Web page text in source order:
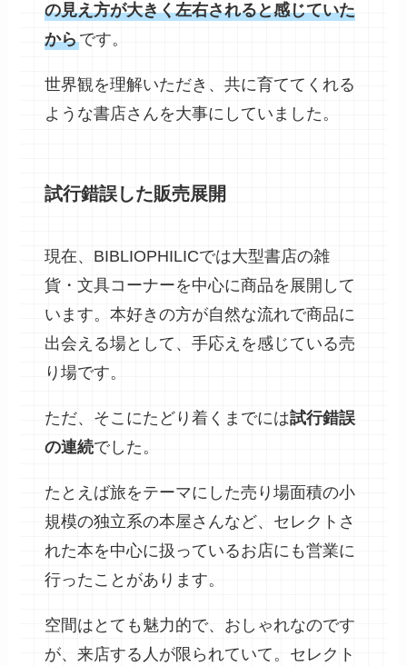
の見え方が大きく左右されると感じていた
からです。
世界観を理解いただき、共に育ててくれる
ような書店さんを大事にしていました。
試行錯誤した販売展開
現在、BIBLIOPHILICでは大型書店の雑
貨・文具コーナーを中心に商品を展開して
います。本好きの方が自然な流れで商品に
出会える場として、手応えを感じている売
り場です。
ただ、そこにたどり着くまでには試行錯誤
の連続でした。
たとえば旅をテーマにした売り場面積の小
規模の独立系の本屋さんなど、セレクトさ
れた本を中心に扱っているお店にも営業に
行ったことがあります。
空間はとても魅力的で、おしゃれなのです
が、来店する人が限られていて。セレクト